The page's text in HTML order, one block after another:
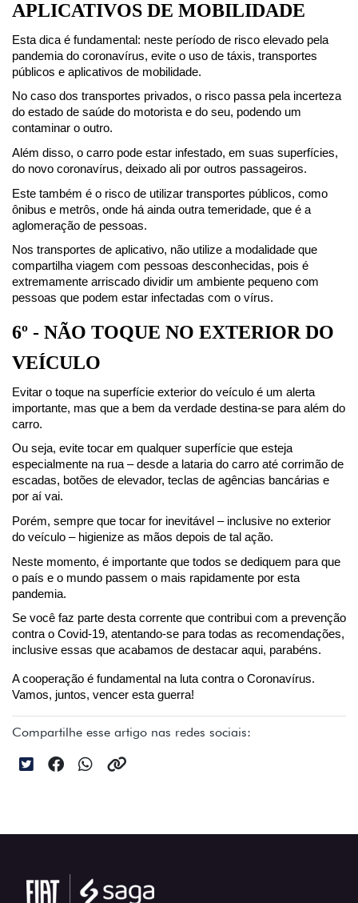
APLICATIVOS DE MOBILIDADE
Esta dica é fundamental: neste período de risco elevado pela
pandemia do coronavírus, evite o uso de táxis, transportes
públicos e aplicativos de mobilidade.
No caso dos transportes privados, o risco passa pela incerteza
do estado de saúde do motorista e do seu, podendo um
contaminar o outro.
Além disso, o carro pode estar infestado, em suas superfícies,
do novo coronavírus, deixado ali por outros passageiros.
Este também é o risco de utilizar transportes públicos, como
ônibus e metrôs, onde há ainda outra temeridade, que é a
aglomeração de pessoas.
Nos transportes de aplicativo, não utilize a modalidade que
compartilha viagem com pessoas desconhecidas, pois é
extremamente arriscado dividir um ambiente pequeno com
pessoas que podem estar infectadas com o vírus.
6º - NÃO TOQUE NO EXTERIOR DO
VEÍCULO
Evitar o toque na superfície exterior do veículo é um alerta
importante, mas que a bem da verdade destina-se para além do
carro.
Ou seja, evite tocar em qualquer superfície que esteja
especialmente na rua – desde a lataria do carro até corrimão de
escadas, botões de elevador, teclas de agências bancárias e
por aí vai.
Porém, sempre que tocar for inevitável – inclusive no exterior
do veículo – higienize as mãos depois de tal ação.
Neste momento, é importante que todos se dediquem para que
o país e o mundo passem o mais rapidamente por esta
pandemia.
Se você faz parte desta corrente que contribui com a prevenção
contra o Covid-19, atentando-se para todas as recomendações,
inclusive essas que acabamos de destacar aqui, parabéns.
A cooperação é fundamental na luta contra o Coronavírus.
Vamos, juntos, vencer esta guerra!
Compartilhe esse artigo nas redes sociais: